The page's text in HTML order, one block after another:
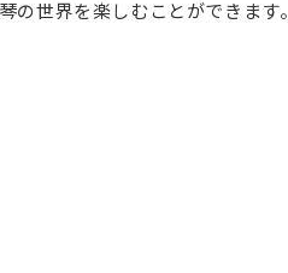
の世界を楽しむことができます。